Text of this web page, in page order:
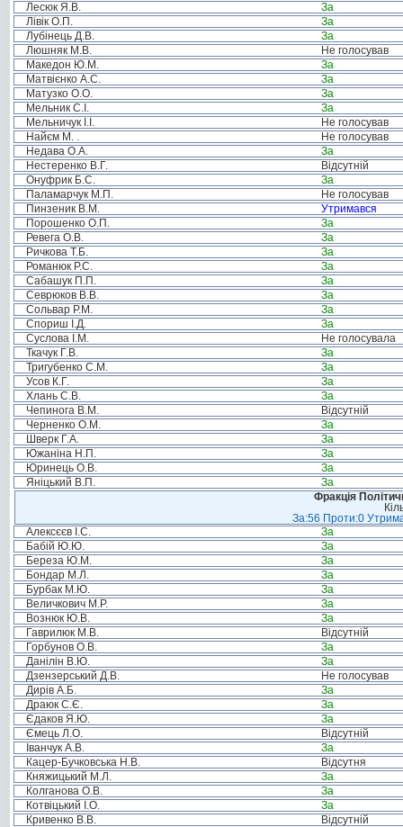
Лесюк Я.В.
За
Лівік О.П.
За
Лубінець Д.В.
За
Люшняк М.В.
Не голосував
Македон Ю.М.
За
Матвієнко А.С.
За
Матузко О.О.
За
Мельник С.І.
За
Мельничук І.І.
Не голосував
Найєм М. .
Не голосував
Недава О.А.
За
Нестеренко В.Г.
Відсутній
Онуфрик Б.С.
За
Паламарчук М.П.
Не голосував
Пинзеник В.М.
Утримався
Порошенко О.П.
За
Ревега О.В.
За
Ричкова Т.Б.
За
Романюк Р.С.
За
Сабашук П.П.
За
Севрюков В.В.
За
Сольвар Р.М.
За
Спориш І.Д.
За
Суслова І.М.
Не голосувала
Ткачук Г.В.
За
Тригубенко С.М.
За
Усов К.Г.
За
Хлань С.В.
За
Чепинога В.М.
Відсутній
Черненко О.М.
За
Шверк Г.А.
За
Южаніна Н.П.
За
Юринець О.В.
За
Яніцький В.П.
За
Фракція
За:56 Проти:0
Алексєєв І.С.
За
Бабій Ю.Ю.
За
Береза Ю.М.
За
Бондар М.Л.
За
Бурбак М.Ю.
За
Величкович М.Р.
За
Вознюк Ю.В.
За
Гаврилюк М.В.
Відсутній
Горбунов О.В.
За
Данілін В.Ю.
За
Дзензерський Д.В.
Не голосував
Дирів А.Б.
За
Драюк С.Є.
За
Єдаков Я.Ю.
За
Ємець Л.О.
Відсутній
Іванчук А.В.
За
Кацер-Бучковська Н.В.
Відсутня
Княжицький М.Л.
За
Колганова О.В.
За
Котвіцький І.О.
За
Кривенко В.В.
Відсутній